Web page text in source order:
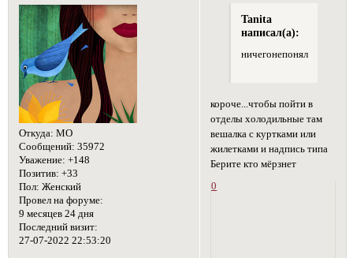
Откуда: МО
Сообщений: 35972
Уважение: +148
Позитив: +33
Пол: Женский
Провел на форуме:
9 месяцев 24 дня
Последний визит:
27-07-2022 22:53:20
Tanita
написал(а):
ничегонепоняла)))))))))))))
короче...чтобы пойти в
отделы холодильные там
вешалка с куртками или
жилетками и надпись типа
Берите кто мёрзнет
0